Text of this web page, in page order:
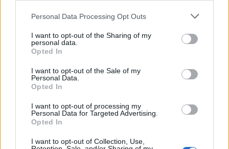
Personal Data Processing Opt Outs
I want to opt-out of the Sharing of my
personal data.
Opted In
I want to opt-out of the Sale of my
Personal Data.
Opted In
I want to opt-out of processing my
Personal Data for Targeted Advertising.
Opted In
I want to opt-out of Collection, Use,
8 21:00
Najbolj brano
Pretep v gostinskem lokalu v Velenju: 46-letnik
moškega udaril s steklenico in ga zabodel
velenjske picerije o padcu s padalom na